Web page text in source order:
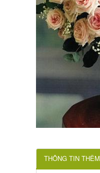
THÔNG TIN THÊM